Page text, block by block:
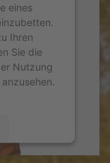
eines
Ihren
Sie die
Nutzung